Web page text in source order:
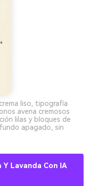
liso, tipografía
avena cremosos
lilas y bloques de
apagado, sin
Lavanda Con IA